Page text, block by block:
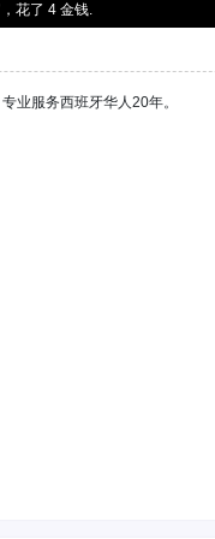
花了 4 金钱.
业服务西班牙华人20年。